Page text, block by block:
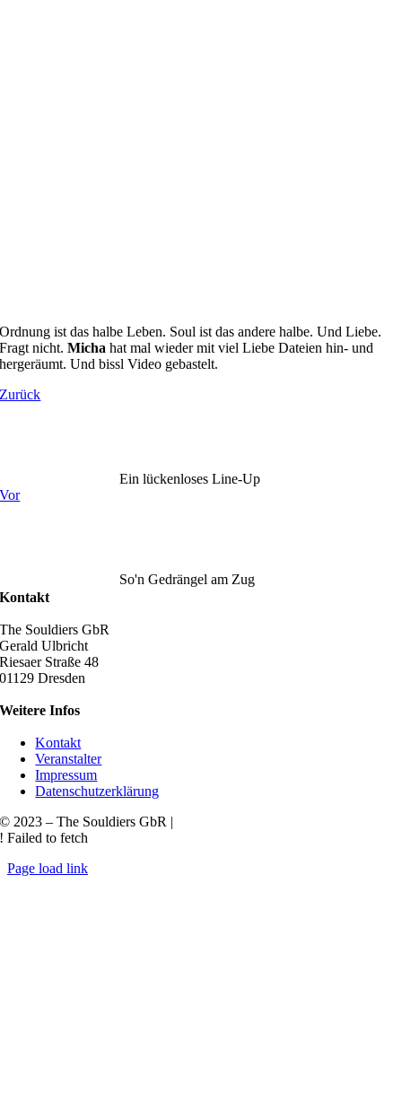
Ordnung ist das halbe Leben. Soul ist das andere halbe. Und Liebe.
Fragt nicht.Micha hat mal wieder mit viel Liebe Dateien hin- und
hergeräumt. Und bissl Video gebastelt.
Zurück
Ein lückenloses Line-Up
Vor
So'n Gedrängel am Zug
Kontakt
The Souldiers GbR
Gerald Ulbricht
Riesaer Straße 48
01129 Dresden
Weitere Infos
Kontakt
Veranstalter
Impressum
Datenschutzerklärung
© 2023 – The Souldiers GbR |
! Failed to fetch
Page load link